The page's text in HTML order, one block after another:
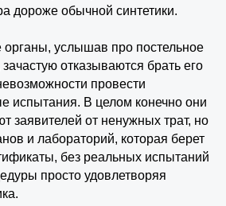
дороже обычной синтетики.
услышав про постельное
зачастую отказываются брать его
провести
испытания. В целом конечно они
заявителей от ненужных трат, но
и лабораторий, которая берет
без реальных испытаний
просто удовлетворяя